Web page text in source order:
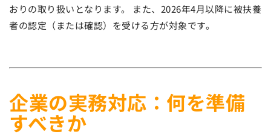
おりの取り扱いとなります。 また、2026年4月以降に被扶養
者の認定（または確認）を受ける方が対象です。
企業の実務対応：何を準備
すべきか